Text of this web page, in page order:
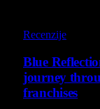
Recenzije
Blue
journey
franchises